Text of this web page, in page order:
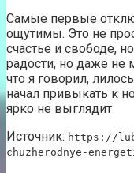
Самые первые
ощутимы. Это не
счастье и свободе,
радости, но даже не
что я говорил,
начал привыкать к
ярко не выглядит
Источник: https://
chuzherodnye-